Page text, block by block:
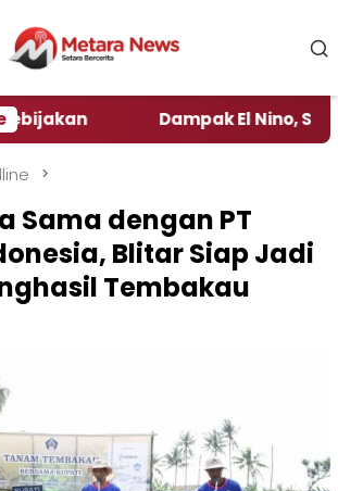
Dampak El Nino, Sejumlah
Sama dengan PT
Blitar Siap Jadi
Tembakau